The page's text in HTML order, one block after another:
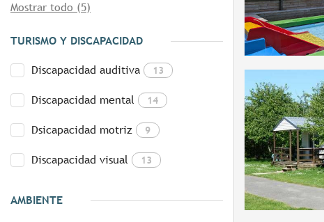
Mostrar todo (5)
TURISMO Y DISCAPACIDAD
Discapacidad auditiva 13
Discapacidad mental 14
Dsicapacidad motriz 9
Discapacidad visual 13
AMBIENTE